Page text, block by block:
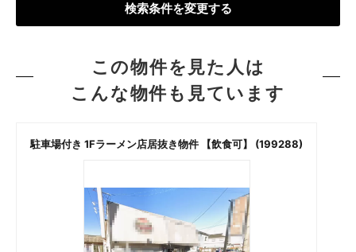
検索条件を変更する
この物件を見た人は
こんな物件も見ています
駐車場付き 1Fラーメン店居抜き物件 【飲食可】 (199288)